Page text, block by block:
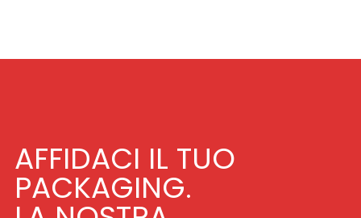
AFFIDACI IL TUO
PACKAGING.